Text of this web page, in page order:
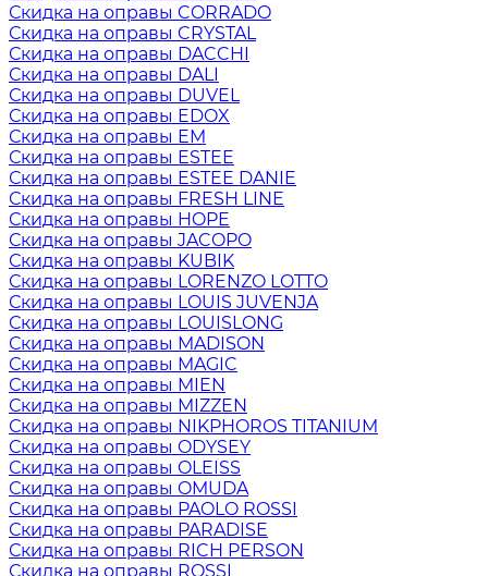
Скидка на оправы CORRADO
Скидка на оправы CRYSTAL
Скидка на оправы DACCHI
Скидка на оправы DALI
Скидка на оправы DUVEL
Скидка на оправы EDOX
Скидка на оправы EM
Скидка на оправы ESTEE
Скидка на оправы ESTEE DANIE
Скидка на оправы FRESH LINE
Скидка на оправы HOPE
Скидка на оправы JACOPO
Скидка на оправы KUBIK
Скидка на оправы LORENZO LOTTO
Скидка на оправы LOUIS JUVENJA
Скидка на оправы LOUISLONG
Скидка на оправы MADISON
Скидка на оправы MAGIC
Скидка на оправы MIEN
Скидка на оправы MIZZEN
Скидка на оправы NIKPHOROS TITANIUM
Скидка на оправы ODYSEY
Скидка на оправы OLEISS
Скидка на оправы OMUDA
Скидка на оправы PAOLO ROSSI
Скидка на оправы PARADISE
Скидка на оправы RICH PERSON
Скидка на оправы ROSSI